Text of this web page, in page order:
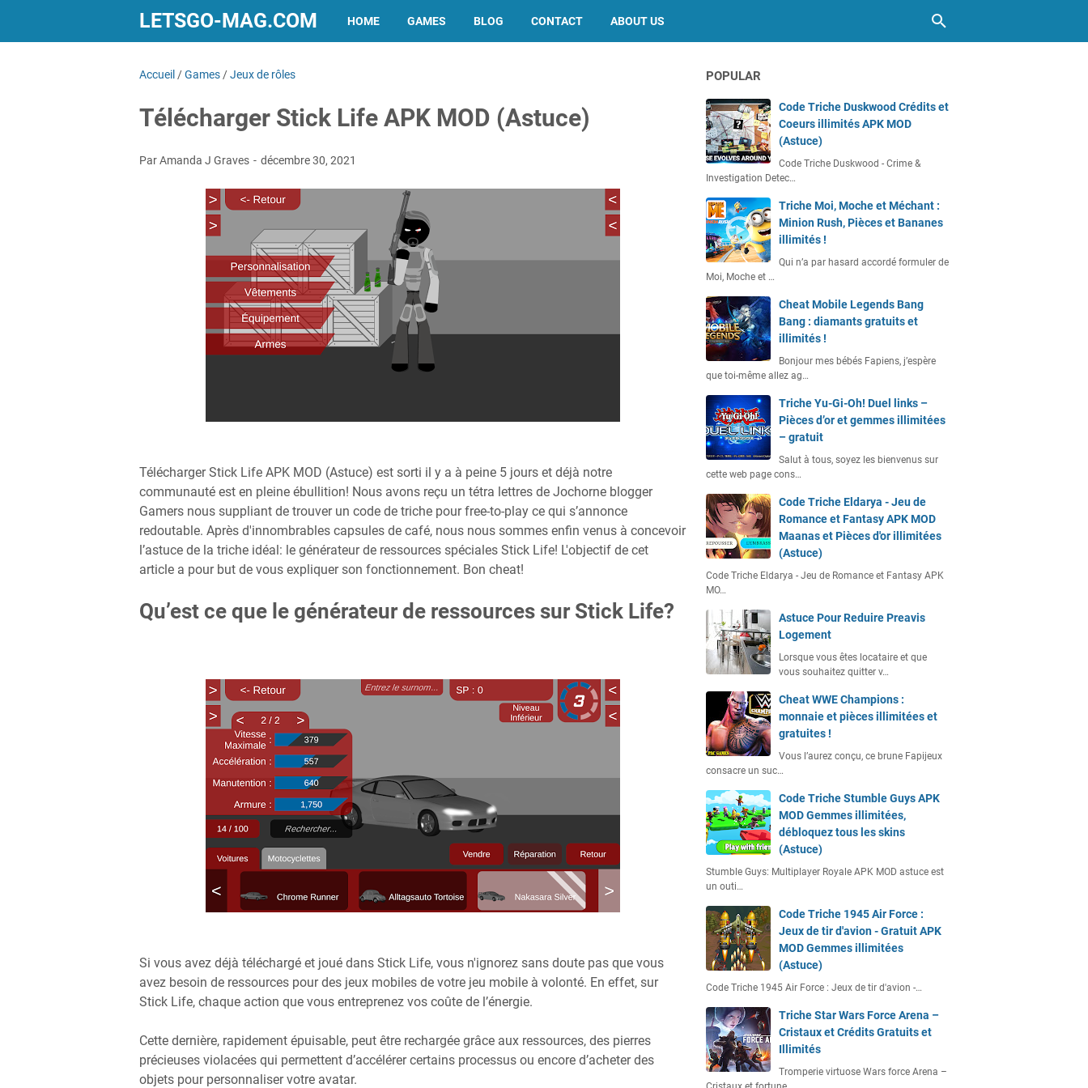
LETSGO-MAG.COM HOME GAMES BLOG CONTACT ABOUT US
Accueil /Games /Jeux de rôles
Télécharger Stick Life APK MOD (Astuce)
Par Amanda J Graves décembre 30, 2021
Télécharger Stick Life APK MOD (Astuce) est sorti il y a à peine 5 jours et déjà notre
communauté est en pleine ébullition! Nous avons reçu un tétra lettres de Jochorne blogger
Gamers nous suppliant de trouver un code de triche pour free-to-play ce qui s’annonce
redoutable. Après d'innombrables capsules de café, nous nous sommes enfin venus à concevoir
l’astuce de la triche idéal: le générateur de ressources spéciales Stick Life! L'objectif de cet
article a pour but de vous expliquer son fonctionnement. Bon cheat!
Qu’est ce que le générateur de ressources sur Stick Life?
Si vous avez déjà téléchargé et joué dans Stick Life, vous n'ignorez sans doute pas que vous
avez besoin de ressources pour des jeux mobiles de votre jeu mobile à volonté. En effet, sur
Stick Life, chaque action que vous entreprenez vos coûte de l’énergie.
Cette dernière, rapidement épuisable, peut être rechargée grâce aux ressources, des pierres
précieuses violacées qui permettent d’accélérer certains processus ou encore d’acheter des
objets pour personnaliser votre avatar.
POPULAR
Code Triche Duskwood Crédits et
Coeurs illimités APK MOD
(Astuce)
Code Triche Duskwood - Crime &
Investigation Detec…
Triche Moi, Moche et Méchant :
Minion Rush, Pièces et Bananes
illimités !
Qui n’a par hasard accordé formuler de
Moi, Moche et …
Cheat Mobile Legends Bang
Bang : diamants gratuits et
illimités !
Bonjour mes bébés Fapiens, j’espère
que toi-même allez ag…
Triche Yu-Gi-Oh! Duel links –
Pièces d’or et gemmes illimitées
– gratuit
Salut à tous, soyez les bienvenus sur
cette web page cons…
Code Triche Eldarya - Jeu de
Romance et Fantasy APK MOD
Maanas et Pièces d'or illimitées
(Astuce)
Code Triche Eldarya - Jeu de Romance et Fantasy APK
MO…
Astuce Pour Reduire Preavis
Logement
Lorsque vous êtes locataire et que
vous souhaitez quitter v…
Cheat WWE Champions :
monnaie et pièces illimitées et
gratuites !
Vous l’aurez conçu, ce brune Fapijeux
consacre un suc…
Code Triche Stumble Guys APK
MOD Gemmes illimitées,
débloquez tous les skins
(Astuce)
Stumble Guys: Multiplayer Royale APK MOD astuce est
un outi…
Code Triche 1945 Air Force :
Jeux de tir d'avion - Gratuit APK
MOD Gemmes illimitées
(Astuce)
Code Triche 1945 Air Force : Jeux de tir d'avion -…
Triche Star Wars Force Arena –
Cristaux et Crédits Gratuits et
Illimités
Tromperie virtuose Wars force Arena –